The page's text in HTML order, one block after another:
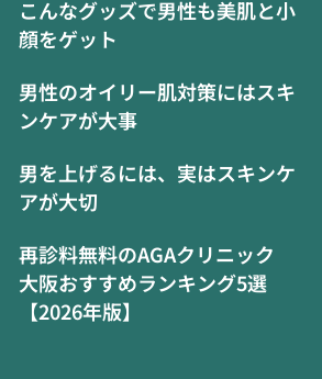
こんなグッズで男性も美肌と小
顔をゲット
男性のオイリー肌対策にはスキ
ンケアが大事
男を上げるには、実はスキンケ
アが大切
再診料無料のAGAクリニック
大阪おすすめランキング5選
【2026年版】